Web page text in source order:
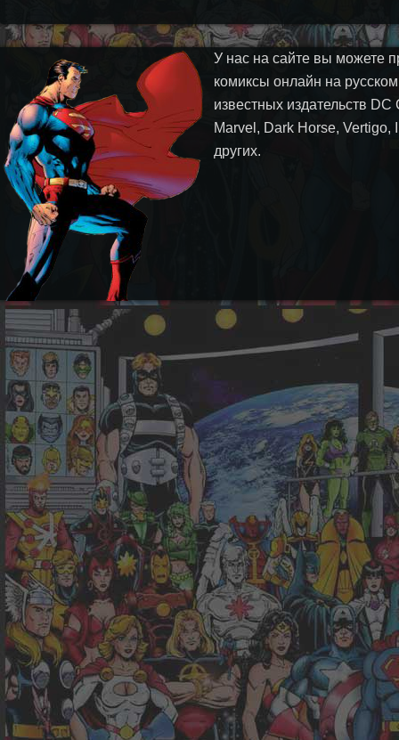
У нас на сайте вы можете
комиксы онлайн на
известных издательств DC
Marvel, Dark Horse, Vertigo,
других.